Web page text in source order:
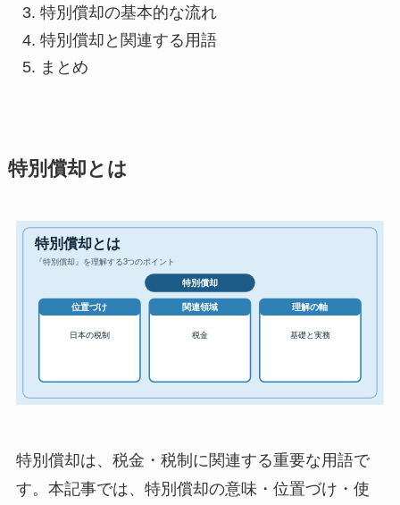
特別償却の基本的な流れ
特別償却と関連する用語
まとめ
特別償却とは
特別償却は、税金・税制に関連する重要な用語で
す。本記事では、特別償却の意味・位置づけ・使